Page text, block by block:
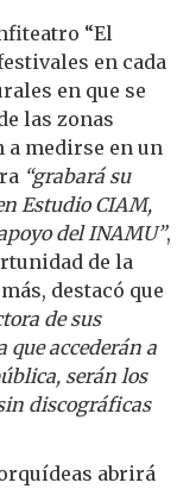
“El
en cada
en que se
las zonas
medirse en un
“grabará su
Estudio CIAM,
del INAMU”,
de la
destacó que
de sus
accederán a
serán los
discográficas
abrirá